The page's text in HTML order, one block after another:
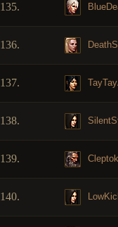
135.
136.
137.
138.
139.
140.